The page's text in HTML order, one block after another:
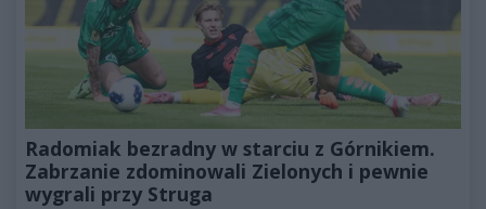
Radomiak bezradny w starciu z Górnikiem.
Zabrzanie zdominowali Zielonych i pewnie
wygrali przy Struga